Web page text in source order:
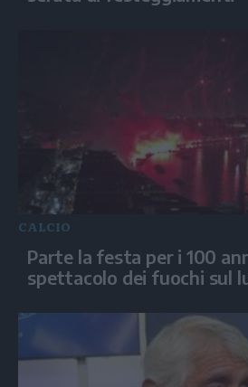
CALCIO
Parte la festa per i 100
spettacolo dei fuochi sul